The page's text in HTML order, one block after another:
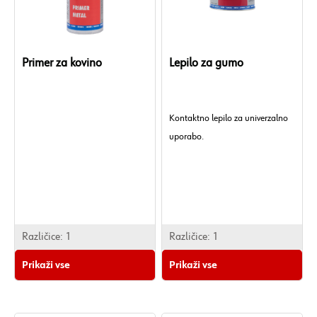
Skladiščna doba od proizvodnje
/ Pogoji: 24 mesecev / pri sobni
Brez AOX: Da
Primer za kovino
Različice: 1
Prikaži vse
Lepilo za gumo
Kontaktno lepilo za univerzalno
uporabo.
Različice: 1
Prikaži vse